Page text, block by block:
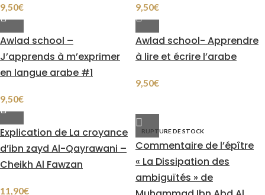
9,50€ 9,50€
Awlad school –
J’apprends à m’exprimer
en langue arabe #1
9,50€
Awlad school- Apprendre
à lire et écrire l’arabe
9,50€
Explication de La croyance
d’ibn zayd Al-Qayrawani –
Cheikh Al Fawzan
11,90€
RUPTURE DE STOCK
Commentaire de l’épître
« La Dissipation des
ambiguïtés » de